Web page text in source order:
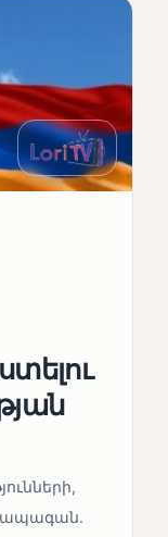
ապագան.